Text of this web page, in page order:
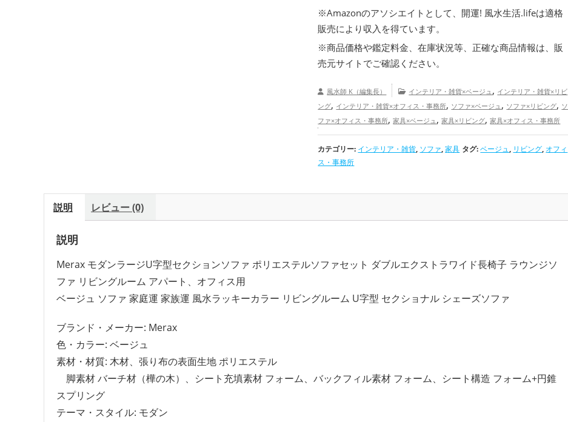
※Amazonのアソシエイトとして、開運! 風水生活.lifeは適格
販売により収入を得ています。
※商品価格や鑑定料金、在庫状況等、正確な商品情報は、販
売元サイトでご確認ください。
風水師 K（編集長） インテリア・雑貨×ベージュ, インテリア・雑貨×リビ
ング, インテリア・雑貨×オフィス・事務所, ソファ×ベージュ, ソファ×リビング, ソ
ファ×オフィス・事務所,家具×ベージュ,家具×リビング,家具×オフィス・事務所
ベージュの開運グッズ,リビングの開運グッズ,オフィス・事務所の開運グッ
ズ
家庭運・家族運アップ
カテゴリー: インテリア・雑貨, ソファ,家具 タグ:ベージュ, リビング, オフィ
ス・事務所
説明 レビュー (0)
説明
Merax モダンラージU字型セクションソファ ポリエステルソファセット ダブルエクストラワイド長椅子 ラウンジソ
ファ リビングルーム アパート、オフィス用
ベージュ ソファ 家庭運 家族運 風水ラッキーカラー リビングルーム U字型 セクショナル シェーズソファ
ブランド・メーカー: Merax
色・カラー: ベージュ
素材・材質: 木材、張り布の表面生地 ポリエステル
脚素材 バーチ材（樺の木）、シート充填素材 フォーム、バックフィル素材 フォーム、シート構造 フォーム+円錐
スプリング
テーマ・スタイル: モダン